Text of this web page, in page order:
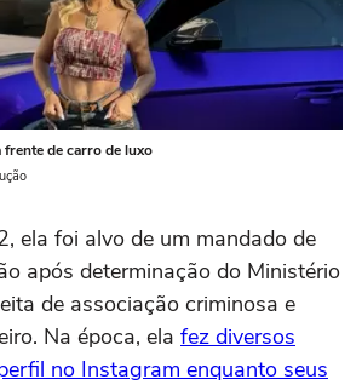
frente de carro de luxo
ela foi alvo de um mandado de
após determinação do Ministério
de associação criminosa e
Na época, ela fez diversos
no Instagram enquanto seus